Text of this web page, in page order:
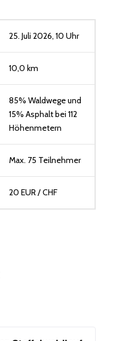
25. Juli 2026, 10 Uhr
10,0 km
85% Waldwege und
15% Asphalt bei 112
Höhenmetern
Max. 75 Teilnehmer
20 EUR / CHF